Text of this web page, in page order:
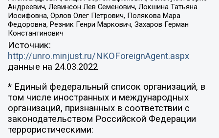
Андреевич, Левинсон Лев Семенович, Локшина Татьяна
Иосифовна, Орлов Олег Петрович, Полякова Мара
Федоровна, Резник Генри Маркович, Захаров Герман
Константинович
Источник:
http://unro.minjust.ru/NKOForeignAgent.aspx
данные на 24.03.2022
* Единый федеральный список организаций, в
том числе иностранных и международных
организаций, признанных в соответствии с
законодательством Российской Федерации
террористическими: